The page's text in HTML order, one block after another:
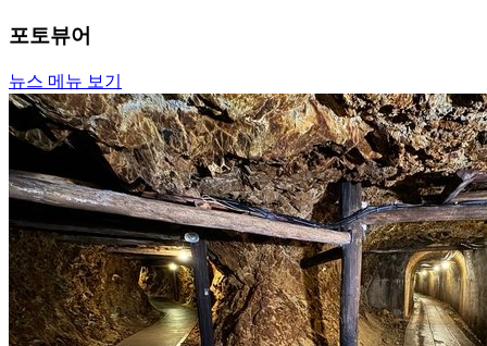
포토뷰어
뉴스 메뉴 보기